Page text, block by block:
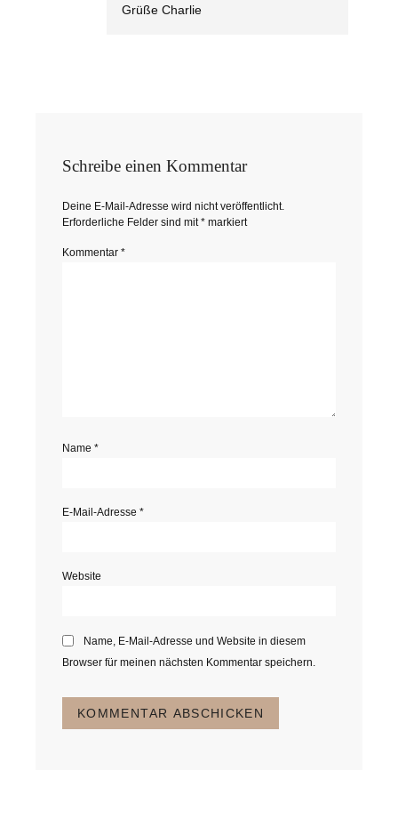
GrüßeCharlie
Schreibe einen Kommentar
Deine E-Mail-Adresse wird nicht veröffentlicht.
Erforderliche Felder sind mit* markiert
Kommentar *
Name *
E-Mail-Adresse *
Website
Name, E-Mail-Adresse und Website in diesem
Browser für meinen nächsten Kommentar speichern.